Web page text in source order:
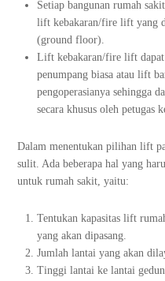
Setiap bangunan rumah
lift kebakaran/fire lift yang
(ground floor).
Lift kebakaran/fire lift
penumpang biasa atau lift
pengoperasianya sehingga
secara khusus oleh petugas
Dalam menentukan pilihan lift
sulit. Ada beberapa hal yang
untuk rumah sakit, yaitu:
Tentukan kapasitas lift
yang akan dipasang.
Jumlah lantai yang akan
Tinggi lantai ke lantai